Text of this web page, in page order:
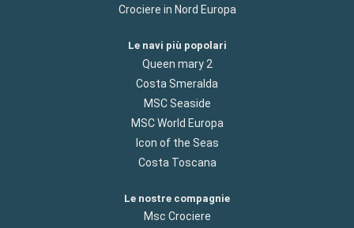
Crociere in Nord Europa
Le navi più popolari
Queen mary 2
Costa Smeralda
MSC Seaside
MSC World Europa
Icon of the Seas
Costa Toscana
Le nostre compagnie
Msc Crociere